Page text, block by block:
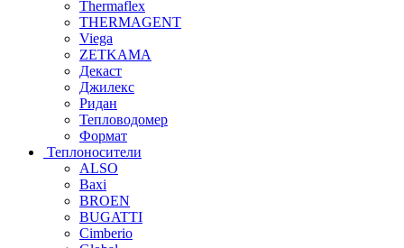
Thermaflex
THERMAGENT
Viega
ZETKAMA
Декаст
Джилекс
Ридан
Тепловодомер
Формат
Теплоносители
ALSO
Baxi
BROEN
BUGATTI
Cimberio